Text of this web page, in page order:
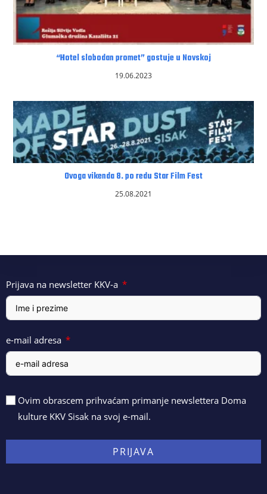
“Hotel slobodan promet” gostuje u Novskoj
19.06.2023
Ovoga vikenda 8. po redu Star Film Fest
25.08.2021
Prijava na newsletter KKV-a
e-mail adresa
Ovim obrascem prihvaćam primanje newslettera Doma
kulture KKV Sisak na svoj e-mail.
PRIJAVA